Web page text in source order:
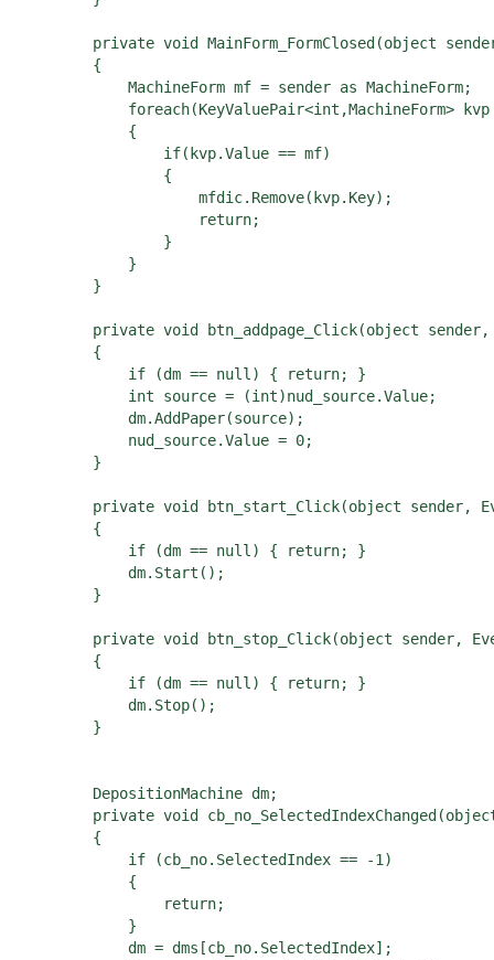
private void MainForm_FormClosed(object
        {
            MachineForm mf = sender as MachineForm;
foreach(KeyValuePair<int,MachineForm>
            {
                if(kvp.Value == mf)
                {
                    mfdic.Remove(kvp.Key);
                    return;
                }
            }
        }
private void btn_addpage_Click(object
        {
            if (dm == null) { return; }
            int source = (int)nud_source.Value;
            dm.AddPaper(source);
            nud_source.Value = 0;
        }
private void btn_start_Click(object sender,
        {
            if (dm == null) { return; }
            dm.Start();
        }
private void btn_stop_Click(object sender,
        {
            if (dm == null) { return; }
            dm.Stop();
        }
        DepositionMachine dm;
private void
        {
            if (cb_no.SelectedIndex == -1)
            {
                return;
            }
            dm = dms[cb_no.SelectedIndex];